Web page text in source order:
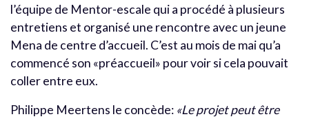
l’équipe de Mentor-escale qui a procédé à plusieurs
entretiens et organisé une rencontre avec un jeune
Mena de centre d’accueil. C’est au mois de mai qu’a
commencé son «préaccueil» pour voir si cela pouvait
coller entre eux.
Philippe Meertens le concède: «Le projet peut être